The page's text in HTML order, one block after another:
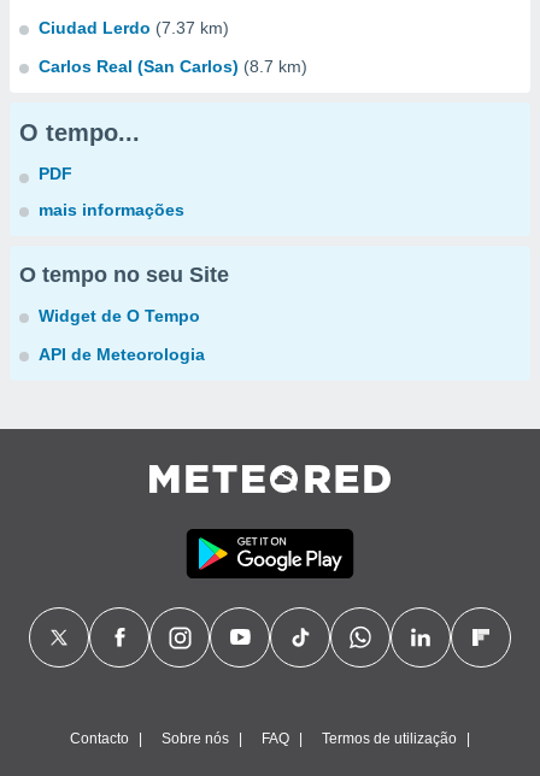
Ciudad Lerdo (7.37 km)
Carlos Real (San Carlos) (8.7 km)
O tempo...
PDF
mais informações
O tempo no seu Site
Widget de O Tempo
API de Meteorologia
Contacto Sobre nós FAQ Termos de utilização